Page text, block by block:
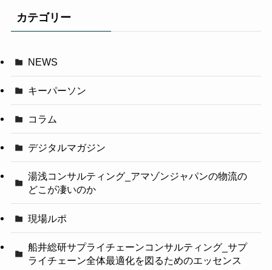
カテゴリー
NEWS
キーパーソン
コラム
デジタルマガジン
湯浅コンサルティング_アマゾンジャパンの物流の
どこが凄いのか
現場ルポ
船井総研サプライチェーンコンサルティング_サプ
ライチェーン全体最適化を図るためのエッセンス